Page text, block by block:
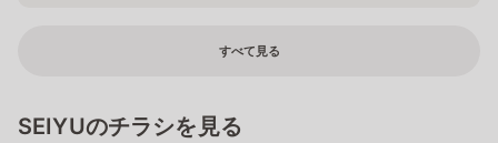
すべて見る
SEIYUのチラシを見る